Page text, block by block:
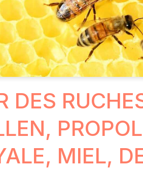
DES
MIEL,